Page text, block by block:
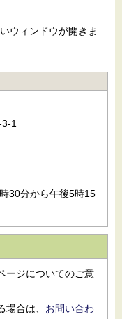
いウィンドウが開きま
1
30分から午後5時15
ージについてのご意
合は、 お問い合わ